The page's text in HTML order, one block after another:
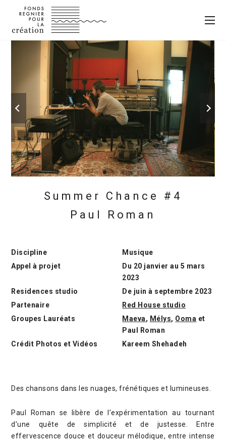
Summer Chance #4
Paul Roman
Discipline
Musique
Appel à projet
Du 20 janvier au 5 mars
2023
Residences studio
De juin à septembre 2023
Partenaire
Red House studio
Groupes Lauréats
Maeva, Mélys, Ooma et
Paul Roman
Crédit Photos et Vidéos
Kareem Shehadeh
Des chansons dans les nuages, frénétiques et lumineuses.
Paul Roman se libère de l’expérimentation au tournant
d’une quête de simplicité et de justesse. Entre
effervescence douce et douceur mélodique, entre intense